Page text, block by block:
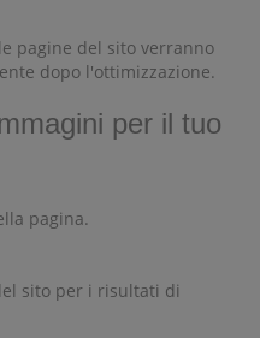
pagine del sito verranno
dopo l'ottimizzazione.
per il tuo
pagina.
sito per i risultati di